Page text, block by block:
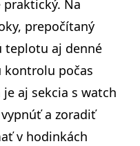
praktický. Na
prepočítaný
teplotu aj denné
kontrolu počas
aj sekcia s watch
a zoradiť
v hodinkách